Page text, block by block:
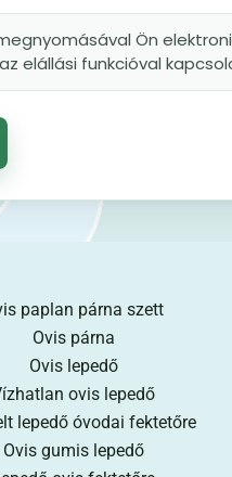
Ön
elállási funkcióval
paplan párna szett
Ovis párna
Ovis lepedő
ovis lepedő
lepedő óvodai fektetőre
Ovis gumis lepedő